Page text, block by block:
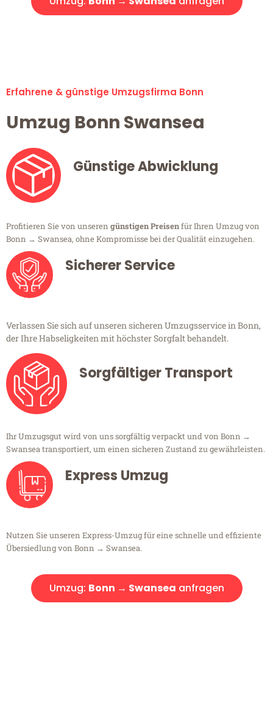
Erfahrene & günstige Umzugsfirma Bonn
Umzug Bonn Swansea
Günstige Abwicklung
Profitieren Sie von unseren günstigen Preisenfür Ihren Umzug von
Bonn → Swansea, ohne Kompromisse bei der Qualität einzugehen.
Sicherer Service
Verlassen Sie sich auf unseren sicheren Umzugsservice in Bonn,
der Ihre Habseligkeiten mit höchster Sorgfalt behandelt.
Sorgfältiger Transport
Ihr Umzugsgut wird von uns sorgfältig verpackt und von Bonn →
Swansea transportiert, um einen sicheren Zustand zu gewährleisten.
Express Umzug
Nutzen Sie unseren Express-Umzug für eine schnelle und effiziente
Übersiedlung von Bonn → Swansea.
Umzug: Bonn → Swansea anfragen